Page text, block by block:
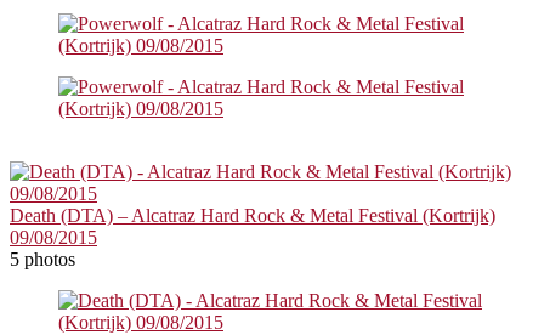
Death (DTA) – Alcatraz Hard Rock & Metal Festival (Kortrijk)
09/08/2015
5 photos